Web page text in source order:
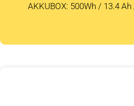
AKKUBOX: 500Wh / 13.4